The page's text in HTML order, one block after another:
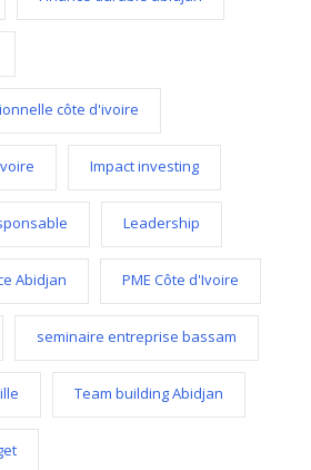
côte d'ivoire
Impact investing
Leadership
Abidjan PME Côte d'Ivoire
seminaire entreprise bassam
Team building Abidjan